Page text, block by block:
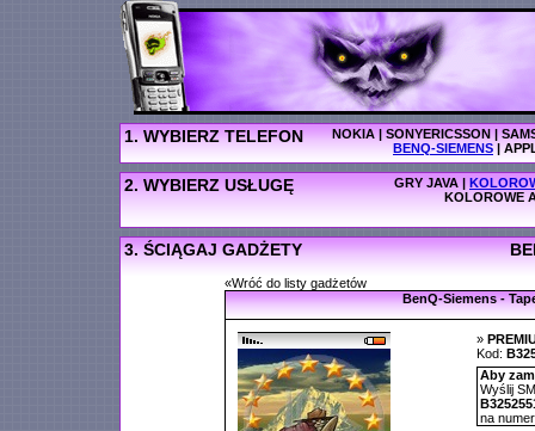
1. WYBIERZ TELEFON NOKIA|SONYERICSSON|
BENQ-SIEMENS|
2. WYBIERZ USŁUGĘ GRY JAVA |
KOLOROWE
3. ŚCIĄGAJ GADŻETY
«Wróć do listy gadżetów
BenQ-Siemens -
»
Kod:
Aby
Wyślij
na